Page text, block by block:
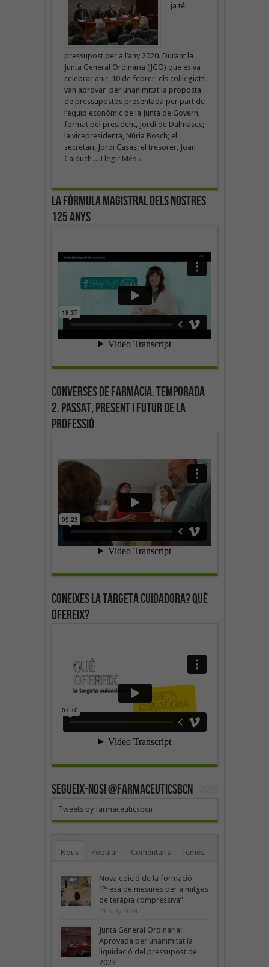
ja té
pressupost per a l’any 2020. Durant la
Junta General Ordinària (JGO) que es va
celebrar ahir, 10 de febrer, els col·legiats
van aprovar per unanimitat la proposta
de pressupostos presentada per part de
l’equip econòmic de la Junta de Govern,
format pel president, Jordi de Dalmases;
la vicepresidenta, Núria Bosch; el
secretari, Jordi Casas; el tresorer, Joan
Calduch ... Llegir Més »
La fórmula magistral dels nostres
125 anys
Converses de farmàcia. Temporada
2. Passat, present i futur de la
professió
Coneixes la targeta cuidadora? Què
ofereix?
SEGUEIX-NOS! @farmaceuticsbcn
Tweets by farmaceuticsbcn
Nous Popular Comentaris Temes
Nova edició de la formació
“Presa de mesures per a mitges
de teràpia compressiva”
21 juny 2024
Junta General Ordinària:
Aprovada per unanimitat la
liquidació del pressupost de
2023